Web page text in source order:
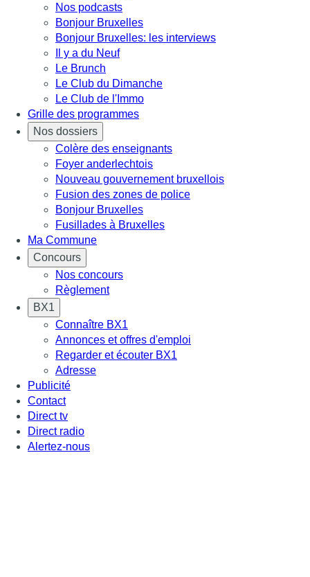
Nos podcasts
Bonjour Bruxelles
Bonjour Bruxelles: les interviews
Il y a du Neuf
Le Brunch
Le Club du Dimanche
Le Club de l'Immo
Grille des programmes
Nos dossiers
Colère des enseignants
Foyer anderlechtois
Nouveau gouvernement bruxellois
Fusion des zones de police
Bonjour Bruxelles
Fusillades à Bruxelles
Ma Commune
Concours
Nos concours
Règlement
BX1
Connaître BX1
Annonces et offres d'emploi
Regarder et écouter BX1
Adresse
Publicité
Contact
Direct tv
Direct radio
Alertez-nous